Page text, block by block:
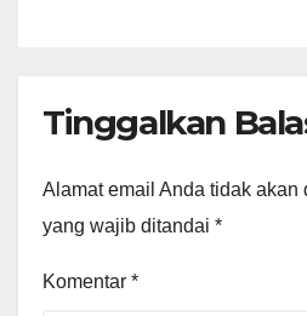
Tinggalkan
Alamat email Anda tidak akan
yang wajib ditandai *
Komentar *